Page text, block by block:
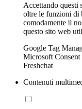
Accettando questi
oltre le funzioni di
comodamente il
questo sito web
Google Tag
Microsoft
Freshchat
Contenuti